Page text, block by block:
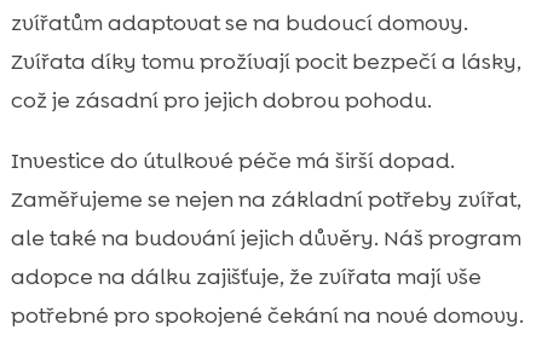
zvířatům adaptovat se na budoucí domovy.
Zvířata díky tomu prožívají pocit bezpečí a lásky,
což je zásadní pro jejich dobrou pohodu.
Investice do útulkové péče má širší dopad.
Zaměřujeme se nejen na základní potřeby zvířat,
ale také na budování jejich důvěry. Náš program
adopce na dálku zajišťuje, že zvířata mají vše
potřebné pro spokojené čekání na nové domovy.